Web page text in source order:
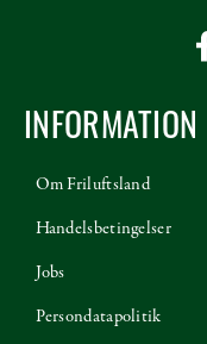
INFORMATION
Om Friluftsland
Handelsbetingelser
Jobs
Persondatapolitik